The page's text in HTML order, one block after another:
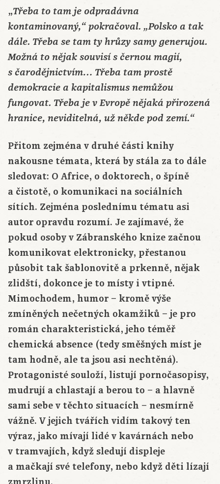
„Třeba to tam je odpradávna
kontaminovaný,“ pokračoval. „Polsko a tak
dále. Třeba se tam ty hrůzy samy generujou.
Možná to nějak souvisí s černou magií,
s čarodějnictvím… Třeba tam prostě
demokracie a kapitalismus nemůžou
fungovat. Třeba je v Evropě nějaká přirozená
hranice, neviditelná, už někde pod zemí.“
Přitom zejména v druhé části knihy
nakousne témata, která by stála za to dále
sledovat: O Africe, o doktorech, o špíně
a čistotě, o komunikaci na sociálních
sítích. Zejména poslednímu tématu asi
autor opravdu rozumí. Je zajímavé, že
pokud osoby v Zábranského knize začnou
komunikovat elektronicky, přestanou
působit tak šablonovitě a prkenně, nějak
zlidští, dokonce je to místy i vtipné.
Mimochodem, humor – kromě výše
zmíněných nečetných okamžiků – je pro
román charakteristická, jeho téměř
chemická absence (tedy směšných míst je
tam hodně, ale ta jsou asi nechtěná).
Protagonisté souloží, listují pornočasopisy,
mudrují a chlastají a berou to – a hlavně
sami sebe v těchto situacích – nesmírně
vážně. V jejich tvářích vidím takový ten
výraz, jako mívají lidé v kavárnách nebo
v tramvajích, když sledují displeje
a mačkají své telefony, nebo když děti lízají